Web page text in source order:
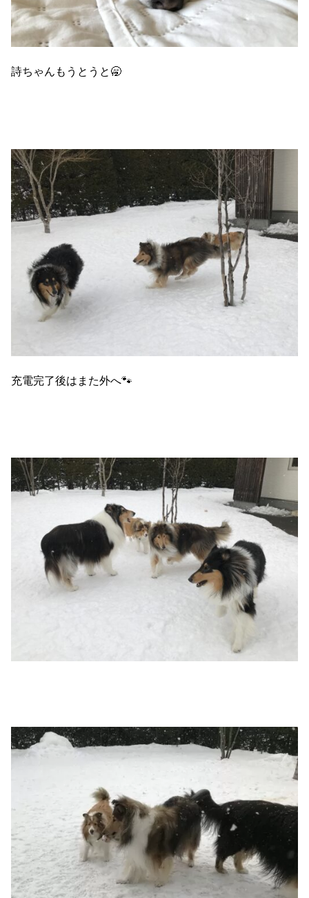
詩ちゃんもうとうと🥱
充電完了後はまた外へ🐾